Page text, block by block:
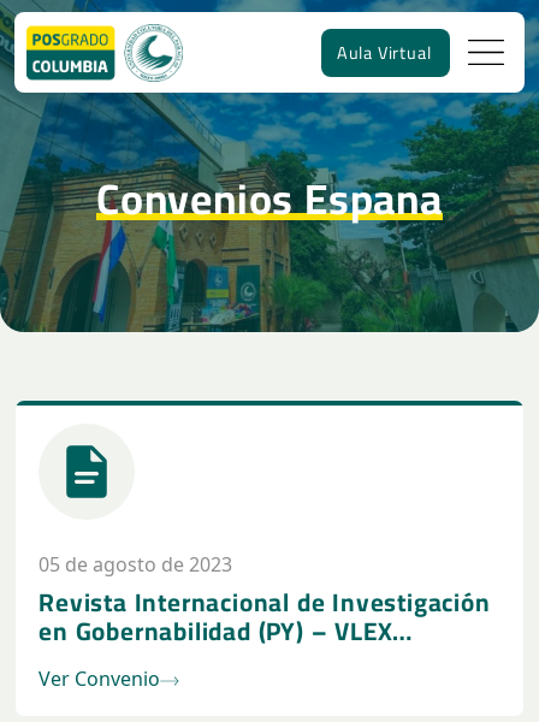
Aula Virtual
Convenios Espana
05 de agosto de 2023
Revista Internacional de Investigación
en Gobernabilidad (PY) – VLEX
NETWORKS S.L.
Ver Convenio